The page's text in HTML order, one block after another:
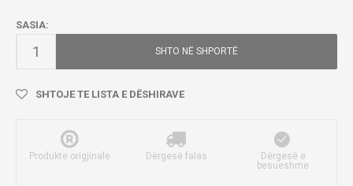
SASIA:
SHTO NË SHPORTË
SHTOJE TE LISTA E DËSHIRAVE
Produkte origjinale Dërgesë falas
Dërgesë e
besueshme